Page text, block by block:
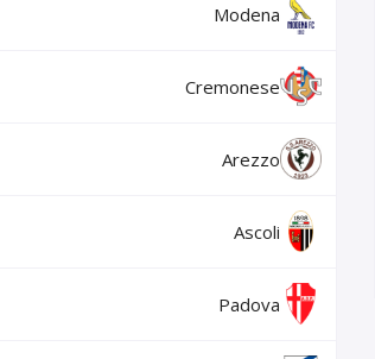
Modena
Cremonese
Arezzo
Ascoli
Padova